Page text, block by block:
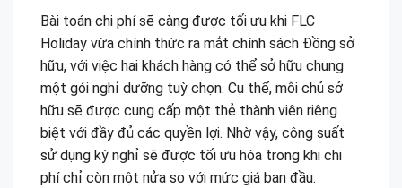
Bài toán chi phí sẽ càng được tối ưu khi FLC
Holiday vừa chính thức ra mắt chính sách Đồng sở
hữu, với việc hai khách hàng có thể sở hữu chung
một gói nghỉ dưỡng tuỳ chọn. Cụ thể, mỗi chủ sở
hữu sẽ được cung cấp một thẻ thành viên riêng
biệt với đầy đủ các quyền lợi. Nhờ vậy, công suất
sử dụng kỳ nghỉ sẽ được tối ưu hóa trong khi chi
phí chỉ còn một nửa so với mức giá ban đầu.